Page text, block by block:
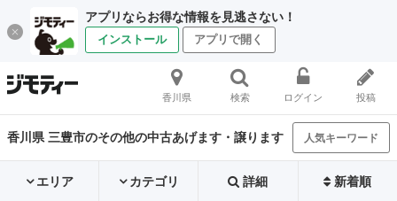
アプリならお得な情報を見逃さない！
インストール アプリで開く
香川県 検索 ログイン 投稿
香川県 三豊市のその他の中古あげます・譲ります 人気キーワード
エリア カテゴリ 詳細 新着順